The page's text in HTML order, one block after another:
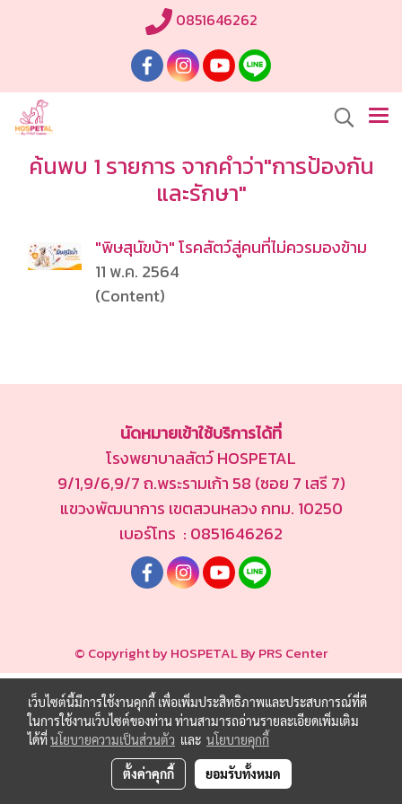
0851646262
ค้นพบ 1 รายการ จากคำว่า"การป้องกัน
และรักษา"
"พิษสุนัขบ้า" โรคสัตว์สู่คนที่ไม่ควรมองข้าม
11 พ.ค. 2564
(Content)
นัดหมายเข้าใช้บริการได้ที่
โรงพยาบาลสัตว์ HOSPETAL
9/1,9/6,9/7 ถ.พระรามเก้า 58 (ซอย 7 เสรี 7)
แขวงพัฒนาการ เขตสวนหลวง กทม. 10250
เบอร์โทร : 0851646262
© Copyright by HOSPETAL By PRS Center
เว็บไซต์นี้มีการใช้งานคุกกี้ เพื่อเพิ่มประสิทธิภาพและประสบการณ์ที่ดี
ในการใช้งานเว็บไซต์ของท่าน ท่านสามารถอ่านรายละเอียดเพิ่มเติม
ได้ที่นโยบายความเป็นส่วนตัว และ นโยบายคุกกี้
ตั้งค่าคุกกี้ ยอมรับทั้งหมด